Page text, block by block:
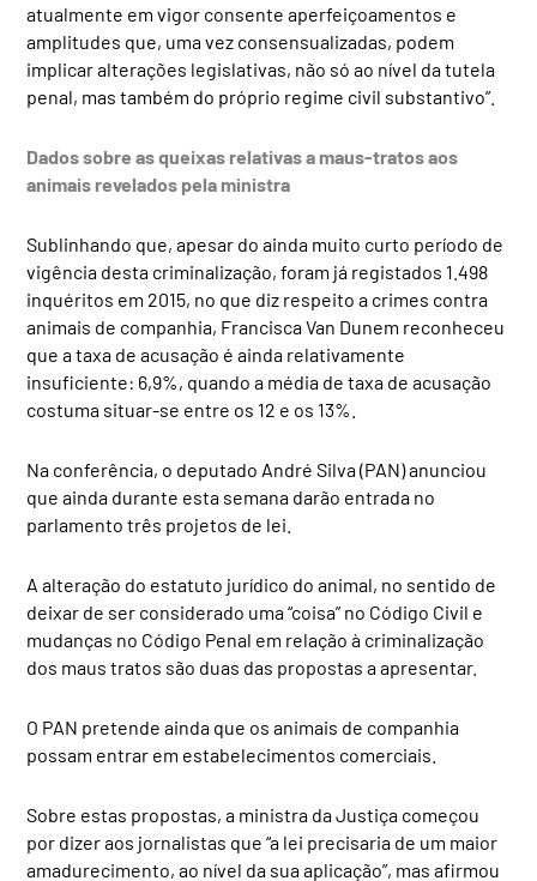
atualmente em vigor consente aperfeiçoamentos e
amplitudes que, uma vez consensualizadas, podem
implicar alterações legislativas, não só ao nível da tutela
penal, mas também do próprio regime civil substantivo”.
Dados sobre as queixas relativas a maus-tratos aos
animais revelados pela ministra
Sublinhando que, apesar do ainda muito curto período de
vigência desta criminalização, foram já registados 1.498
inquéritos em 2015, no que diz respeito a crimes contra
animais de companhia, Francisca Van Dunem reconheceu
que a taxa de acusação é ainda relativamente
insuficiente: 6,9%, quando a média de taxa de acusação
costuma situar-se entre os 12 e os 13%.
Na conferência, o deputado André Silva (PAN) anunciou
que ainda durante esta semana darão entrada no
parlamento três projetos de lei.
A alteração do estatuto jurídico do animal, no sentido de
deixar de ser considerado uma “coisa” no Código Civil e
mudanças no Código Penal em relação à criminalização
dos maus tratos são duas das propostas a apresentar.
O PAN pretende ainda que os animais de companhia
possam entrar em estabelecimentos comerciais.
Sobre estas propostas, a ministra da Justiça começou
por dizer aos jornalistas que “a lei precisaria de um maior
amadurecimento, ao nível da sua aplicação”, mas afirmou